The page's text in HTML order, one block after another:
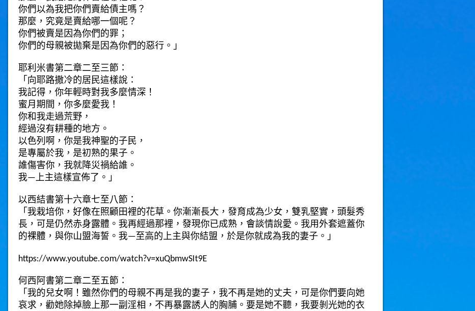
你們以為我把你們賣給債主嗎？
那麼，究竟是賣給哪一個呢？
你們被賣是因為你們的罪；
你們的母親被拋棄是因為你們的惡行。」
耶利米書第二章二至三節：
「向耶路撒冷的居民這樣說：
我記得，你年輕時對我多麼情深！
蜜月期間，你多麼愛我！
你和我走過荒野，
經過沒有耕種的地方。
以色列啊，你是我神聖的子民，
是專屬於我，是初熟的果子。
誰傷害你，我就降災禍給誰。
我—上主這樣宣佈了。」
以西結書第十六章七至八節：
「我栽培你，好像在照顧田裡的花草。你漸漸長大，發育成為少女，雙乳堅實，頭髮秀
長，可是仍然赤身露體。我再經過那裡，發現你已成熟，會談情說愛。我用外套遮蓋你
的裸體，與你山盟海誓。我—至高的上主與你結盟，於是你就成為我的妻子。」
https://www.youtube.com/watch?v=xuQbmwSIt9E
何西阿書第二章二至五節：
「我的兒女啊！雖然你們的母親不再是我的妻子，我不再是她的丈夫，可是你們要向她
哀求，勸她除掉臉上那一副淫相，不再暴露誘人的胸脯。要是她不聽，我要剝光她的衣